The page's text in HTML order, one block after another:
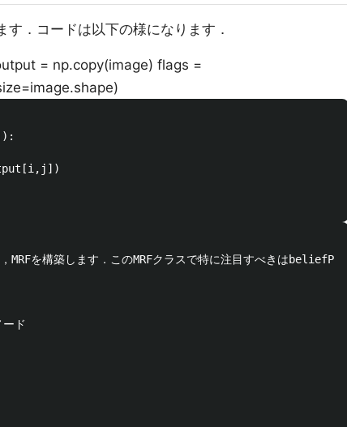
．コードは以下の様になります．
= np.copy(image) flags =
MRFを構築します．このMRFクラスで特に注目すべきは
ド